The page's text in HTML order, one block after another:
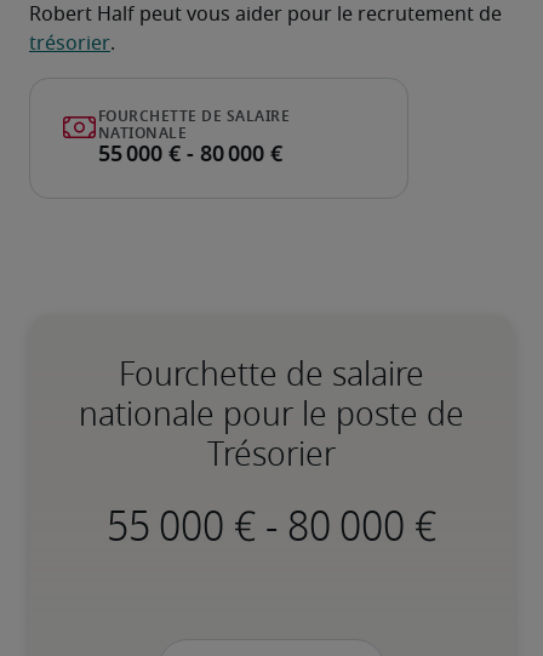
trésorier.
Fourchette de salaire
nationale pour le poste de
Trésorier
-